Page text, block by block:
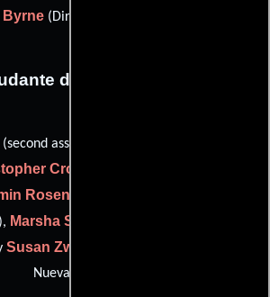
Byrne(Director de fotografía)
de dirección
(second assistant director (as Herbert S.
Cronyn
Rosenberg
Marsha Scarbrough
Susan Zwerman
Nueva York)